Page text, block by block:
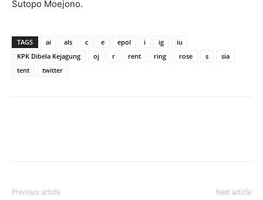
Sutopo Moejono.
TAGS ai als c e epol i ig
iu
KPK Dibela Kejagung
oj r rent ring rose s
sia
tent
twitter
Previous article Next article